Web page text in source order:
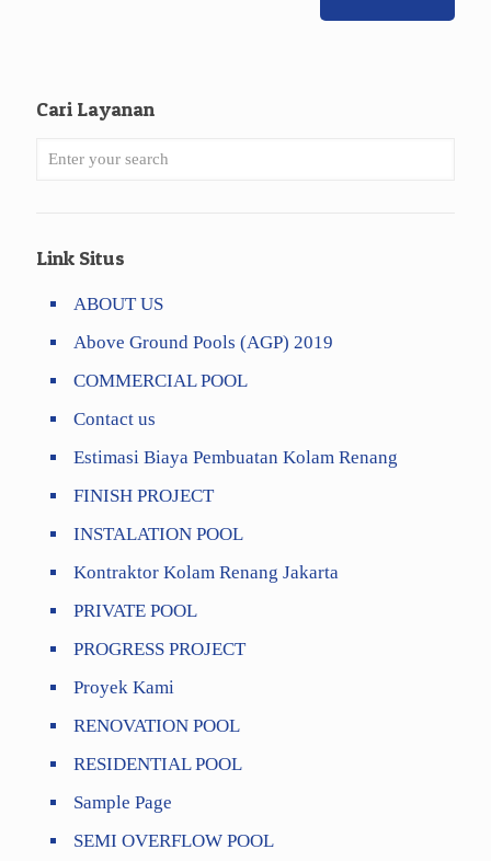
Cari Layanan
Link Situs
ABOUT US
Above Ground Pools (AGP) 2019
COMMERCIAL POOL
Contact us
Estimasi Biaya Pembuatan Kolam Renang
FINISH PROJECT
INSTALATION POOL
Kontraktor Kolam Renang Jakarta
PRIVATE POOL
PROGRESS PROJECT
Proyek Kami
RENOVATION POOL
RESIDENTIAL POOL
Sample Page
SEMI OVERFLOW POOL